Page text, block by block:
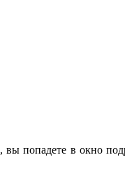
попадете в окно